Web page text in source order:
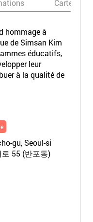
Carte
hommage à
de Simsan Kim
éducatifs,
leur
à la qualité de
gu, Seoul-si
55 (반포동)